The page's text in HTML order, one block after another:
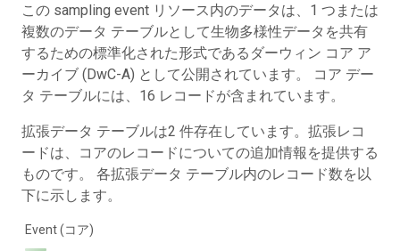
この sampling event リソース内のデータは、1 つまたは
複数のデータ テーブルとして生物多様性データを共有
するための標準化された形式であるダーウィン コア ア
ーカイブ (DwC-A) として公開されています。 コア デー
タ テーブルには、16 レコードが含まれています。
拡張データ テーブルは2 件存在しています。拡張レコ
ードは、コアのレコードについての追加情報を提供する
ものです。 各拡張データ テーブル内のレコード数を以
下に示します。
Event (コア)